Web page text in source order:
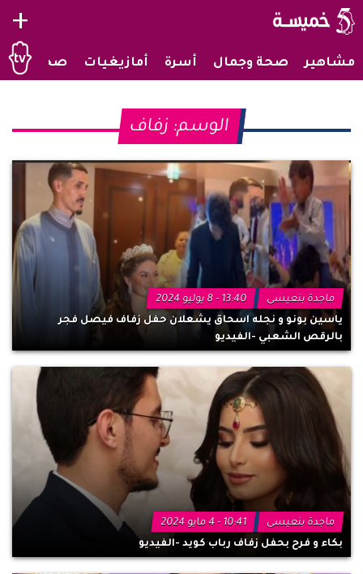
+
مشاهير صحة وجمال أسرة أمازيغيات صحراويات
الوسم:زفاف
ماجدة بنعيسى
13:40 - 8 يوليو 2024
ياسين بونو و نجله اسحاق يشعلان حفل زفاف فيصل فجر
بالرقص الشعبي -الفيديو
ماجدة بنعيسى
10:41 - 4 مايو 2024
بكاء و فرح بحفل زفاف رباب كويد -الفيديو